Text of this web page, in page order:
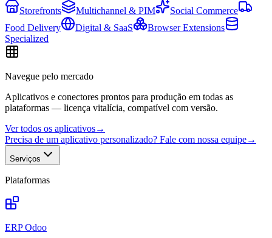
Storefronts
Multichannel & PIM
Social Commerce
Food Delivery
Digital & SaaS
Browser Extensions
Specialized
Navegue pelo mercado
Aplicativos e conectores prontos para produção em todas as
plataformas — licença vitalícia, compatível com versão.
Ver todos os aplicativos→
Precisa de um aplicativo personalizado? Fale com nossa equipe→
Serviços
Plataformas
ERP Odoo